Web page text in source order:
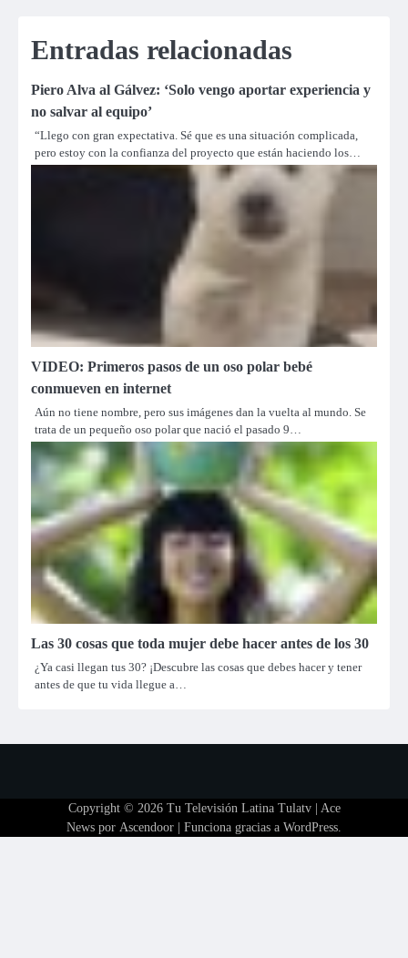
Entradas relacionadas
Piero Alva al Gálvez: ‘Solo vengo aportar experiencia y
no salvar al equipo’
“Llego con gran expectativa. Sé que es una situación complicada,
pero estoy con la confianza del proyecto que están haciendo los…
VIDEO: Primeros pasos de un oso polar bebé
conmueven en internet
Aún no tiene nombre, pero sus imágenes dan la vuelta al mundo. Se
trata de un pequeño oso polar que nació el pasado 9…
Las 30 cosas que toda mujer debe hacer antes de los 30
¿Ya casi llegan tus 30? ¡Descubre las cosas que debes hacer y tener
antes de que tu vida llegue a…
Copyright © 2026 Tu Televisión Latina Tulatv| Ace
News por Ascendoor | Funciona gracias a WordPress